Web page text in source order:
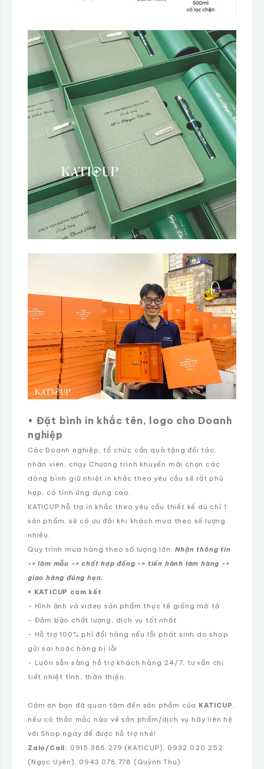
• Đặt bình in khắc tên, logo cho Doanh
nghiệp
Các Doanh nghiệp, tổ chức cần quà tặng đối tác,
nhân viên, chạy Chương trình khuyến mãi chọn các
dòng bình giữ nhiệt in khắc theo yêu cầu sẽ rất phù
hợp, có tính ứng dụng cao.
KATICUP hỗ trợ in khắc theo yêu cầu thiết kế dù chỉ 1
sản phẩm, sẽ có ưu đãi khi khách mua theo số lượng
nhiều.
Quy trình mua hàng theo số lượng lớn:Nhận thông tin
-> làm mẫu -> chốt hợp đồng -> tiến hành làm hàng ->
giao hàng đúng hẹn.
• KATICUP cam kết
- Hình ảnh và video sản phẩm thực tế giống mô tả
- Đảm bảo chất lượng, dịch vụ tốt nhất
- Hỗ trợ 100% phí đổi hàng nếu lỗi phát sinh do shop
gửi sai hoặc hàng bị lỗi
- Luôn sẵn sàng hỗ trợ khách hàng 24/7, tư vấn chi
tiết nhiệt tình, thân thiện
Cảm ơn bạn đã quan tâm đến sản phẩm của KATICUP ,
nếu có thắc mắc nào về sản phẩm/dịch vụ hãy liên hệ
với Shop ngay để được hỗ trợ nhé!
Zalo/Call: 0915.386.279 (KATICUP), 0932.020.252
(Ngọc Uyên), 0943.078.778 (Quỳnh Thu)